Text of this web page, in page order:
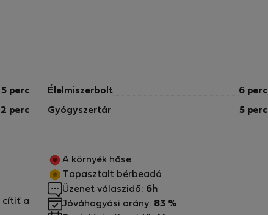
5 perc Élelmiszerbolt 6 perc
2 perc Gyógyszertár 5 perc
cítiť a
A környék hőse
Tapasztalt bérbeadó
Üzenet válaszidő: 6h
Jóváhagyási arány: 83 %